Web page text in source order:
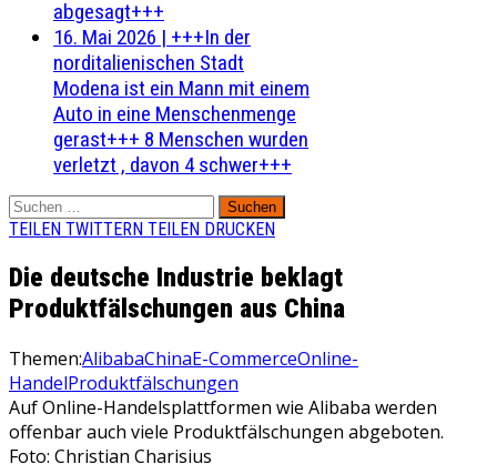
abgesagt+++
16. Mai 2026 | +++In der
norditalienischen Stadt
Modena ist ein Mann mit einem
Auto in eine Menschenmenge
gerast+++ 8 Menschen wurden
verletzt , davon 4 schwer+++
Suchen
nach:
TEILEN TWITTERN TEILEN DRUCKEN
Die deutsche Industrie beklagt
Produktfälschungen aus China
Themen:AlibabaChinaE-CommerceOnline-
HandelProduktfälschungen
Auf Online-Handelsplattformen wie Alibaba werden
offenbar auch viele Produktfälschungen abgeboten.
Foto: Christian Charisius